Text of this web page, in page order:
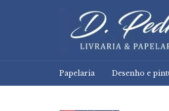
Papelaria Desenho e